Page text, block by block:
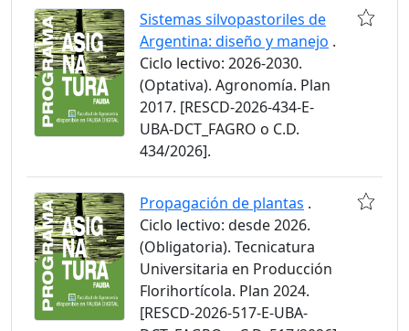
Sistemas silvopastoriles de
Argentina: diseño y manejo .
Ciclo lectivo: 2026-2030.
(Optativa). Agronomía. Plan
2017. [RESCD-2026-434-E-
UBA-DCT_FAGRO o C.D.
434/2026].
Propagación de plantas .
Ciclo lectivo: desde 2026.
(Obligatoria). Tecnicatura
Universitaria en Producción
Florihortícola. Plan 2024.
[RESCD-2026-517-E-UBA-